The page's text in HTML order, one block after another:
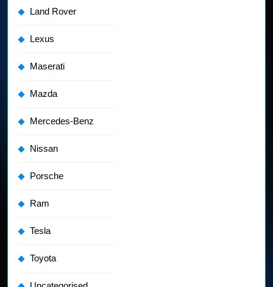
Land Rover
Lexus
Maserati
Mazda
Mercedes-Benz
Nissan
Porsche
Ram
Tesla
Toyota